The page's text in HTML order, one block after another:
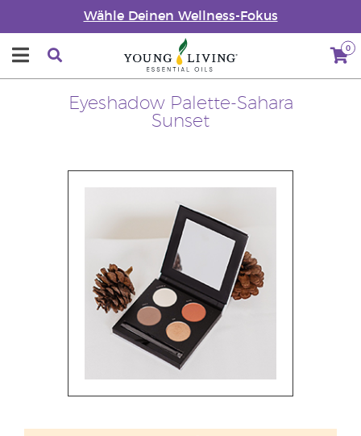
Wähle Deinen Wellness-Fokus
0
Eyeshadow Palette-Sahara
Sunset